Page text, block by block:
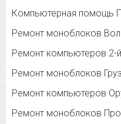
Компьютерная помощь
Ремонт моноблоков
Ремонт компьютеров 2-
Ремонт моноблоков
Ремонт компьютеров
Ремонт моноблоков